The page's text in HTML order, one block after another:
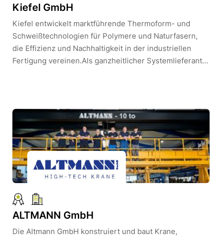
Kiefel GmbH
Kiefel entwickelt marktführende Thermoform- und
Schweißtechnologien für Polymere und Naturfasern,
die Effizienz und Nachhaltigkeit in der industriellen
Fertigung vereinen.Als ganzheitlicher Systemlieferant
über 70 Jahren Expertise und einem globalen
Vertriebs- und Servicenetzwerk ist „Made by Kiefel“ ein
Prädikat für Qualität, Innovationskraft und langfristige
Partnerschaften. Unsere Maschinen entstehen weltweit
in strategisch wichtigen Märkten, um lokal die höchsten
Fertigungsstandards direkt zu unseren Kund*innen zu
bringen und überall Effizienz, Qualität und Innovation
sicherzustellen.
ALTMANN GmbH
Die Altmann GmbH konstruiert und baut Krane,